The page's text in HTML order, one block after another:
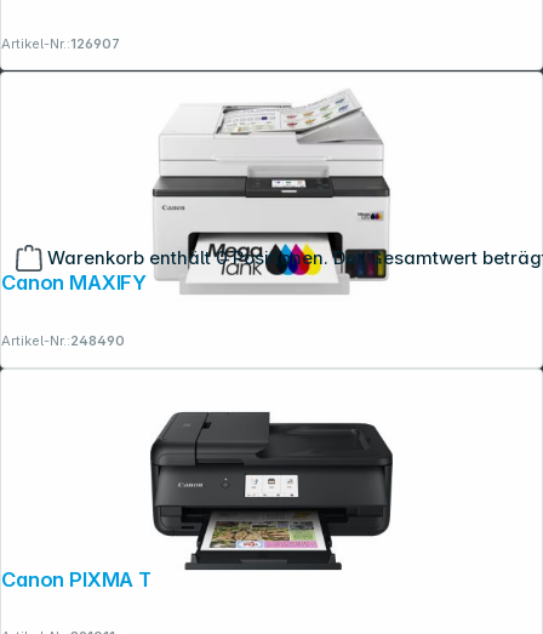
Warenkorb enthält 0 Positionen. Der Gesamtwert
Artikel-Nr.:126907
Canon MAXIFY GX 2051
Artikel-Nr.:248490
Canon PIXMA TS 9550a